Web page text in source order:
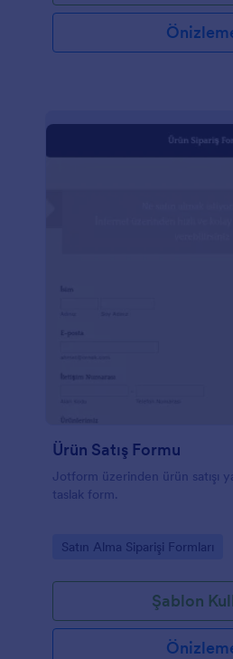
Ürün Satış Formu
Jotform üzerinden ürün satışı
taslak form.
Go to Category:
Satın Alma Siparişi Formları
Şablon